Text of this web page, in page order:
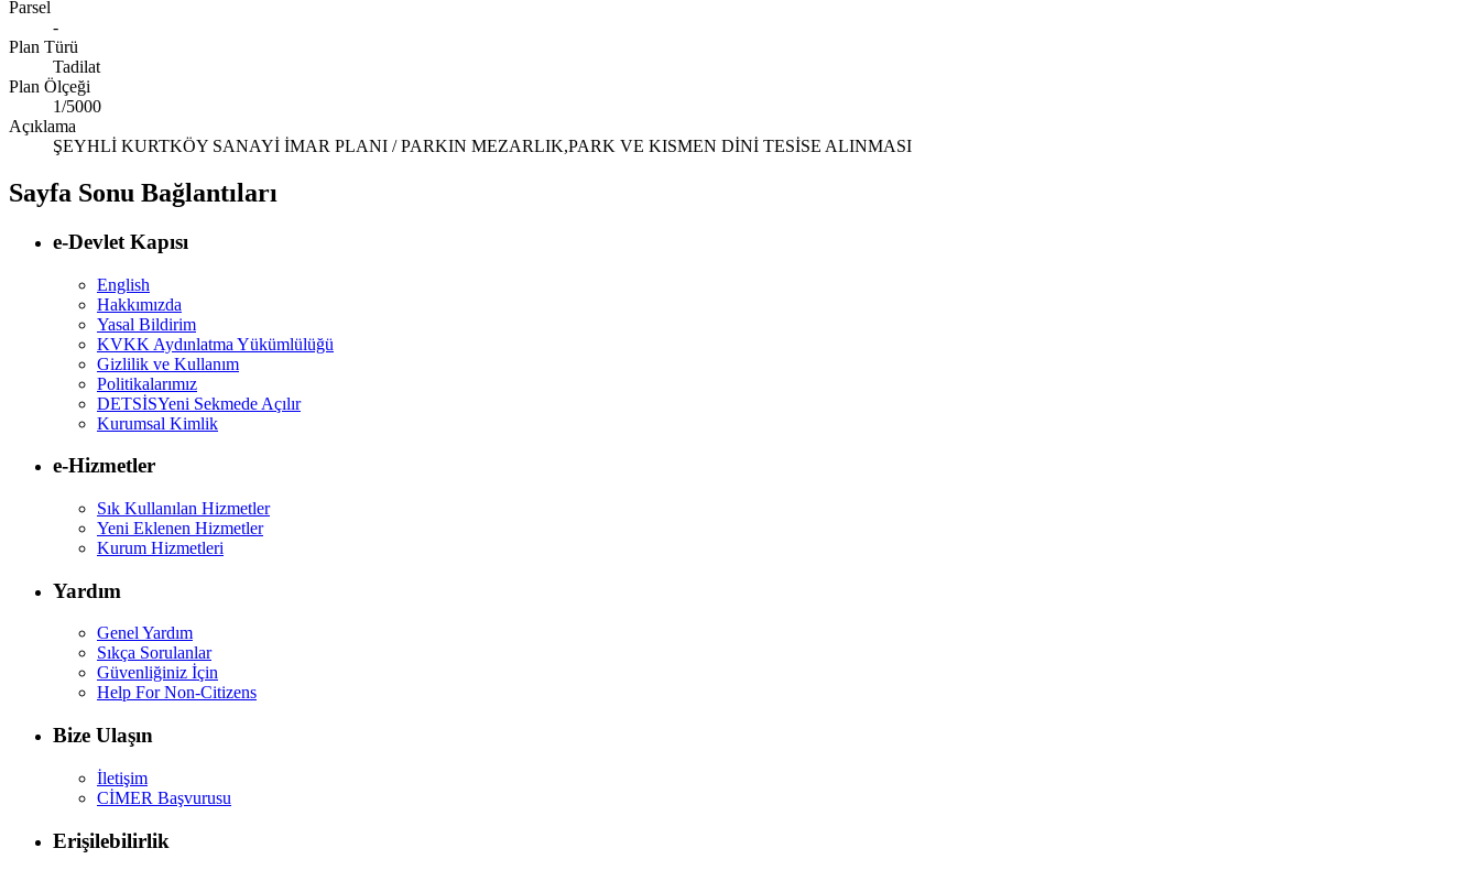
Parsel
-
Plan Türü
Tadilat
Plan Ölçeği
1/5000
Açıklama
ŞEYHLİ KURTKÖY SANAYİ İMAR PLANI / PARKIN MEZARLIK,PARK VE KISMEN DİNİ TESİSE ALINMASI
Sayfa Sonu Bağlantıları
e-Devlet Kapısı
English
Hakkımızda
Yasal Bildirim
KVKK Aydınlatma Yükümlülüğü
Gizlilik ve Kullanım
Politikalarımız
DETSİSYeni Sekmede Açılır
Kurumsal Kimlik
e-Hizmetler
Sık Kullanılan Hizmetler
Yeni Eklenen Hizmetler
Kurum Hizmetleri
Yardım
Genel Yardım
Sıkça Sorulanlar
Güvenliğiniz İçin
Help For Non-Citizens
Bize Ulaşın
İletişim
CİMER Başvurusu
Erişilebilirlik